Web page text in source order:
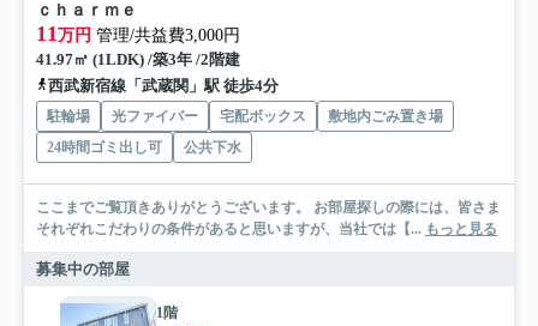
ｃｈａｒｍｅ
11万円 管理/共益費3,000円
41.97㎡ (1LDK) /築3年 /2階建
西武新宿線「武蔵関」駅 徒歩4分
駐輪場 光ファイバー 宅配ボックス
敷地内ごみ置き場
24時間ゴミ出し可
公共下水
ここまでご覧頂きありがとうございます。 お部屋探しの際には、皆さま
それぞれこだわりの条件があると思いますが、当社では【... もっと見る
募集中の部屋
1階